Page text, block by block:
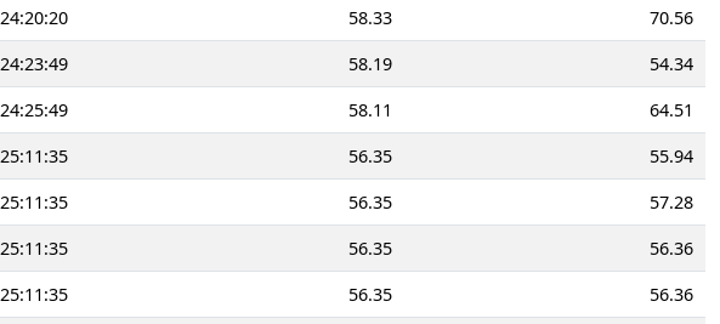
24:20:20 58.33
70.56
24:23:49 58.19
54.34
24:25:49 58.11
64.51
25:11:35 56.35
55.94
25:11:35 56.35
57.28
25:11:35 56.35
56.36
25:11:35 56.35
56.36